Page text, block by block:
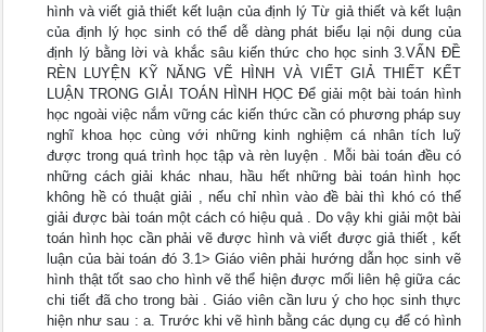
hình và viết giả thiết kết luận của định lý Từ giả thiết và kết luận
của định lý học sinh có thể dễ dàng phát biểu lại nội dung của
định lý bằng lời và khắc sâu kiến thức cho học sinh 3.VẤN ĐỀ
RÈN LUYỆN KỸ NĂNG VẼ HÌNH VÀ VIẾT GIẢ THIẾT KẾT
LUẬN TRONG GIẢI TOÁN HÌNH HỌC Để giải một bài toán hình
học ngoài việc nắm vững các kiến thức cần có phương pháp suy
nghĩ khoa học cùng với những kinh nghiệm cá nhân tích luỹ
được trong quá trình học tập và rèn luyện . Mỗi bài toán đều có
những cách giải khác nhau, hầu hết những bài toán hình học
không hề có thuật giải , nếu chỉ nhìn vào đề bài thì khó có thể
giải được bài toán một cách có hiệu quả . Do vậy khi giải một bài
toán hình học cần phải vẽ được hình và viết được giả thiết , kết
luận của bài toán đó 3.1> Giáo viên phải hướng dẫn học sinh vẽ
hình thật tốt sao cho hình vẽ thể hiện được mối liên hệ giữa các
chi tiết đã cho trong bài . Giáo viên cần lưu ý cho học sinh thực
hiện như sau : a. Trước khi vẽ hình bằng các dụng cụ để có hình